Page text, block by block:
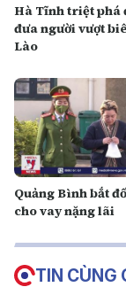
Hà Tĩnh triệt phá
đưa người vượt
Lào
Quảng Bình bắt
cho vay nặng lãi
TIN CÙNG